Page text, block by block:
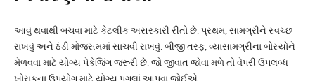
આવું થવાથી બચવા માટે કેટલીક અસરકારી રીતો છે. પ્રથમ, સામગ્રીને સ્વચ્છ
રાખવું અને ઠંડી મોજસમમાં સાચવી રાખવું. બીજી તરફ, વ્યાસામગ્રીના બોસ્યોને
મેળવવા માટે યોગ્ય પેકેજિંગ જરૂરી છે. જો જીવાત જોવા મળે તો વેપરી ઉપલબ્ધ
ખોરાકના ઉપયોગ માટે યોગ્ય પગલાં આપવા જોઈએ.